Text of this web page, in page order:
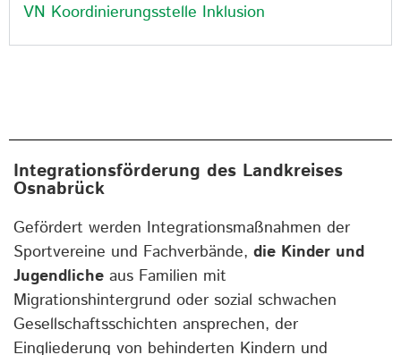
VN Koordinierungsstelle Inklusion
Integrationsförderung des Landkreises
Osnabrück
Gefördert werden Integrationsmaßnahmen der
Sportvereine und Fachverbände, die Kinder und
Jugendliche aus Familien mit
Migrationshintergrund oder sozial schwachen
Gesellschaftsschichten ansprechen, der
Eingliederung von behinderten Kindern und